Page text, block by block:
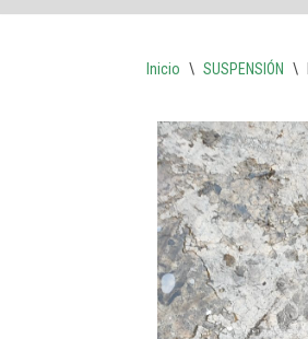
Inicio \ SUSPENSIÓN \